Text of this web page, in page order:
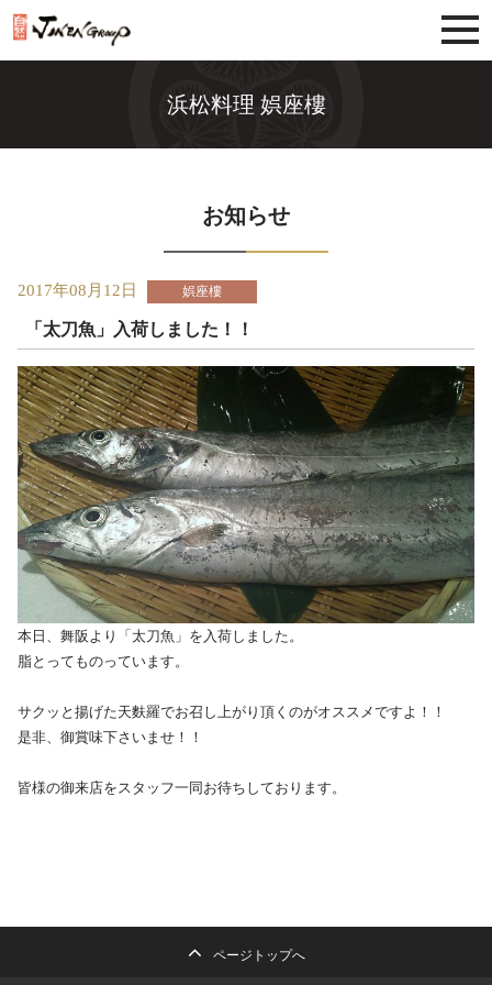
浜松料理 娯座樓
お知らせ
2017年08月12日 娯座樓
「太刀魚」入荷しました！！
本日、舞阪より「太刀魚」を入荷しました。
脂とってものっています。
サクッと揚げた天麩羅でお召し上がり頂くのがオススメですよ！！
是非、御賞味下さいませ！！
皆様の御来店をスタッフ一同お待ちしております。
ページトップへ